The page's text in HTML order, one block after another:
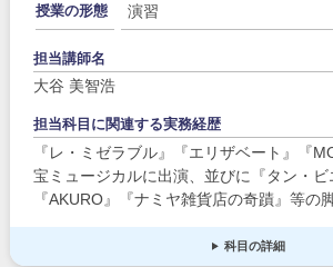
授業の形態 演習
担当講師名
大谷 美智浩
担当科目に関連する実務経歴
『レ・ミゼラブル』『エリザベート』『
宝ミュージカルに出演、並びに『タン・ビ
『AKURO』『ナミヤ雑貨店の奇蹟』等の
科目の詳細